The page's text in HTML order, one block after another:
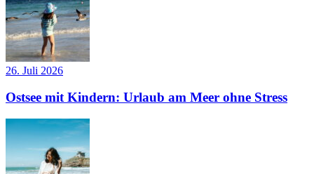
26. Juli 2026
Ostsee mit Kindern: Urlaub am Meer ohne Stress